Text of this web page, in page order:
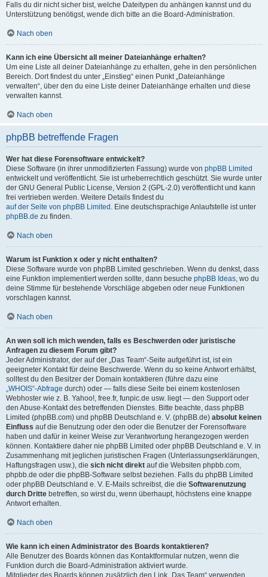
Falls du dir nicht sicher bist, welche Dateitypen du anhängen kannst und du
Unterstützung benötigst, wende dich bitte an die Board-Administration.
Nach oben
Kann ich eine Übersicht all meiner Dateianhänge erhalten?
Um eine Liste all deiner Dateianhänge zu erhalten, gehe in den persönlichen
Bereich. Dort findest du unter „Einstieg“ einen Punkt „Dateianhänge
verwalten“, über den du eine Liste deiner Dateianhänge erhalten und diese
verwalten kannst.
Nach oben
phpBB betreffende Fragen
Wer hat diese Forensoftware entwickelt?
Diese Software (in ihrer unmodifizierten Fassung) wurde von phpBB Limited
entwickelt und veröffentlicht. Sie ist urheberrechtlich geschützt. Sie wurde unter
der GNU General Public License, Version 2 (GPL-2.0) veröffentlicht und kann
frei vertrieben werden. Weitere Details findest du
auf der Seite von phpBB Limited . Eine deutschsprachige Anlaufstelle ist unter
phpBB.de zu finden.
Nach oben
Warum ist Funktion x oder y nicht enthalten?
Diese Software wurde von phpBB Limited geschrieben. Wenn du denkst, dass
eine Funktion implementiert werden sollte, dann besuche phpBB Ideas, wo du
deine Stimme für bestehende Vorschläge abgeben oder neue Funktionen
vorschlagen kannst.
Nach oben
An wen soll ich mich wenden, falls es Beschwerden oder juristische
Anfragen zu diesem Forum gibt?
Jeder Administrator, der auf der „Das Team“-Seite aufgeführt ist, ist ein
geeigneter Kontakt für deine Beschwerde. Wenn du so keine Antwort erhältst,
solltest du den Besitzer der Domain kontaktieren (führe dazu eine
„WHOIS“-Abfrage durch) oder — falls diese Seite bei einem kostenlosen
Webhoster wie z. B. Yahoo!, free.fr, funpic.de usw. liegt — den Support oder
den Abuse-Kontakt des betreffenden Dienstes. Bitte beachte, dass phpBB
Limited (phpBB.com) und phpBB Deutschland e. V. (phpBB.de) absolut keinen
Einfluss auf die Benutzung oder den oder die Benutzer der Forensoftware
haben und dafür in keiner Weise zur Verantwortung herangezogen werden
können. Kontaktiere daher nie phpBB Limited oder phpBB Deutschland e. V. in
Zusammenhang mit jeglichen juristischen Fragen (Unterlassungserklärungen,
Haftungsfragen usw.), die sich nicht direkt auf die Websiten phpbb.com,
phpbb.de oder die phpBB-Software selbst beziehen. Falls du phpBB Limited
oder phpBB Deutschland e. V. E-Mails schreibst, die die Softwarenutzung
durch Dritte betreffen, so wirst du, wenn überhaupt, höchstens eine knappe
Antwort erhalten.
Nach oben
Wie kann ich einen Administrator des Boards kontaktieren?
Alle Benutzer des Boards können das Kontaktformular nutzen, wenn die
Funktion durch die Board-Administration aktiviert wurde.
Mitglieder des Boards können zusätzlich den Link „Das Team“ verwenden.